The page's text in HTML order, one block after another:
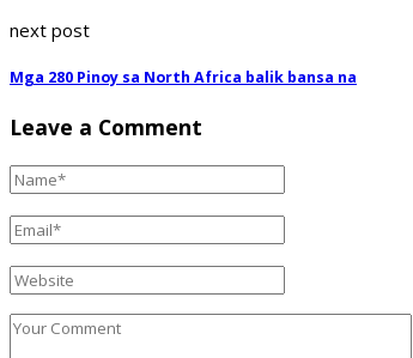
next post
Mga 280 Pinoy sa North Africa balik bansa na
Leave a Comment